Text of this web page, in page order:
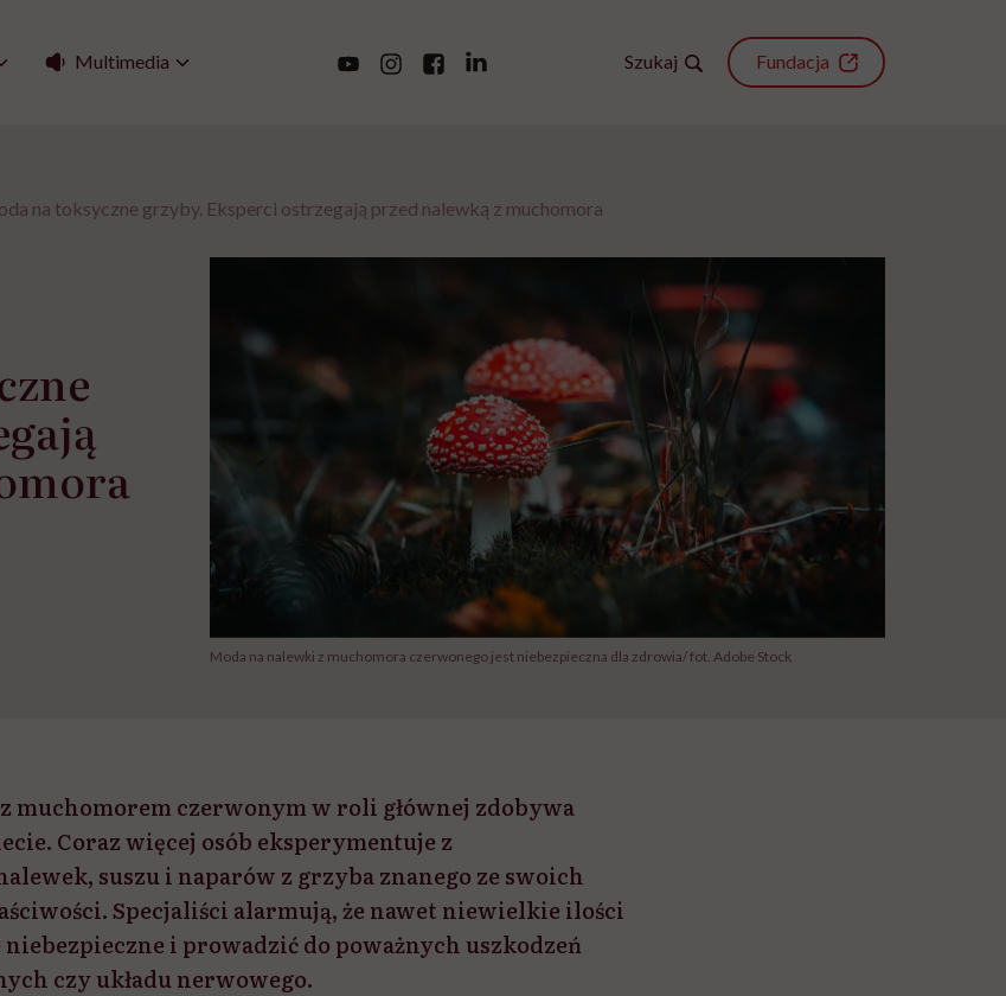
Multimedia Szukaj Fundacja
na toksyczne grzyby. Eksperci ostrzegają przed nalewką z muchomora
Moda na nalewki z muchomora czerwonego jest niebezpieczna dla zdrowia/ fot. Adobe Stock
muchomorem czerwonym w roli głównej zdobywa
Coraz więcej osób eksperymentuje z
suszu i naparów z grzyba znanego ze swoich
Specjaliści alarmują, że nawet niewielkie ilości
i prowadzić do poważnych uszkodzeń
czy układu nerwowego.